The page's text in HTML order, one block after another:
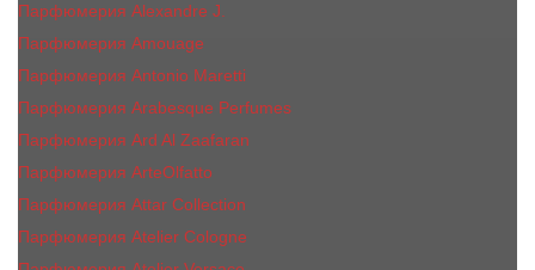
Парфюмерия Alexandre J.
Парфюмерия Amouage
Парфюмерия Antonio Maretti
Парфюмерия Arabesque Perfumes
Парфюмерия Ard Al Zaafaran
Парфюмерия ArteOlfatto
Парфюмерия Attar Collection
Парфюмерия Atelier Cologne